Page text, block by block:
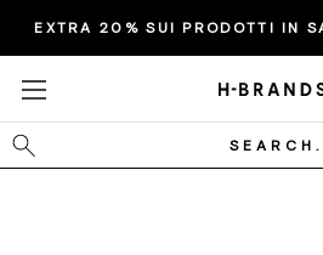
EXTRA 20% SUI PRODOTTI IN
Cerca